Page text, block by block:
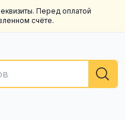
Перед оплатой
счёте.